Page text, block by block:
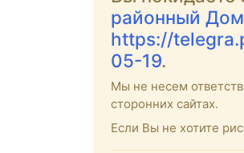
районный Дом
https://
05-19.
Мы не несем
сторонних сайтах.
Если Вы не хотите